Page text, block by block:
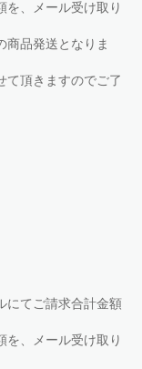
を、メール受け取り
商品発送となりま
て頂きますのでご了
にてご請求合計金額
を、メール受け取り